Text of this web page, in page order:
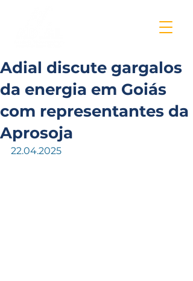
Adial discute gargalos
da energia em Goiás
com representantes da
Aprosoja
22.04.2025